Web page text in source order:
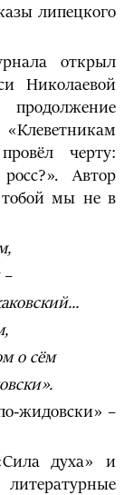
липецкого
открыл
Николаевой
черту:
Автор
тобой мы не в
о сём
жидовски» –
духа» и